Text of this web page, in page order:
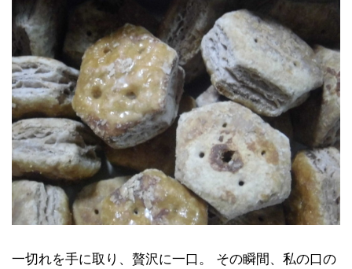
一切れを手に取り、贅沢に一口。 その瞬間、私の口の